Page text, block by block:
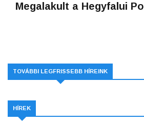
Megalakult a Hegyfalui
TOVÁBBI LEGFRISSEBB HÍREINK
HÍREK